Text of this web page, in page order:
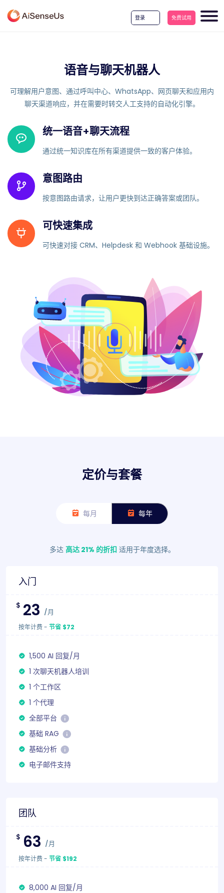
登录 免费试用
语音与聊天机器人
可理解用户意图、通过呼叫中心、WhatsApp、网页聊天和应用内
聊天渠道响应，并在需要时转交人工支持的自动化引擎。
统一语音+聊天流程
通过统一知识库在所有渠道提供一致的客户体验。
意图路由
按意图路由请求，让用户更快到达正确答案或团队。
可快速集成
可快速对接 CRM、Helpdesk 和 Webhook 基础设施。
定价与套餐
每月 每年
多达 高达 21% 的折扣 适用于年度选择。
入门
$ 23 /月
按年计费 - 节省 $72
1,500 AI 回复/月
1 次聊天机器人培训
1 个工作区
1 个代理
全部平台
基础 RAG
基础分析
电子邮件支持
团队
$ 63 /月
按年计费 - 节省 $192
8,000 AI 回复/月